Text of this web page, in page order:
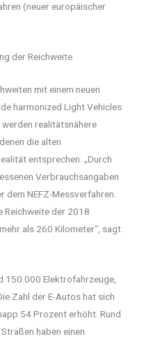
(neuer europäischer
der Reichweite
mit einem neuen
harmonized Light Vehicles
realitätsnähere
die alten
entsprechen. „Durch
Verbrauchsangaben
NEFZ-Messverfahren.
Reichweite der 2018
als 260 Kilometer“, sagt
150.000 Elektrofahrzeuge,
Zahl der E-Autos hat sich
54 Prozent erhöht. Rund
haben einen